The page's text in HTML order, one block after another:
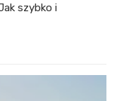
szybko i